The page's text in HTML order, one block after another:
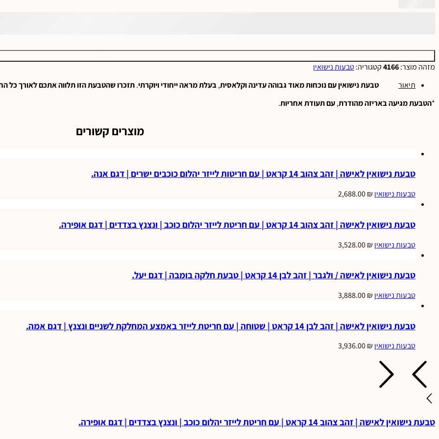
מזהה מוצר:4166קטגוריה:טבעות נישואין
תיאור
טבעתנישואיןעםנוכחותמאודגבוההעדינהוקלאסית,בעלתמראהייחודיויוקרתי.תזכרושהטבעתהזותלווהאתכםלאורךכל
*הטבעתמגיעה באריזהמהודרת,עםתעודת אחריות.
מוצרים קשורים
טבעת נישואין לאישה | זהב צהוב 14 קראט | עם חריטות לייזר יהלום כוכבים ישרים | דגם אנה.
טבעות נישואין 2,688.00₪
טבעת נישואין לאישה | זהב צהוב 14 קראט | עם חריטת לייזר יהלום כוכב | ונצנץ בצדדים | דגם אופירה.
טבעות נישואין 3,528.00₪
טבעת נישואין לאישה / ולגבר | זהב לבן 14 קראט | טבעת חלקה בומבה | דגם יעל.
טבעות נישואין 3,888.00₪
טבעת נישואין לאישה | זהב לבן 14 קראט | שטוחה | עם חריטת לייזר באמצע המחלקת לשניים ונצנץ | דגם אמה.
טבעות נישואין 3,936.00₪
טבעת נישואין לאישה | זהב צהוב 14 קראט | עם חריטת לייזר יהלום כוכב | ונצנץ בצדדים | דגם אופירה.